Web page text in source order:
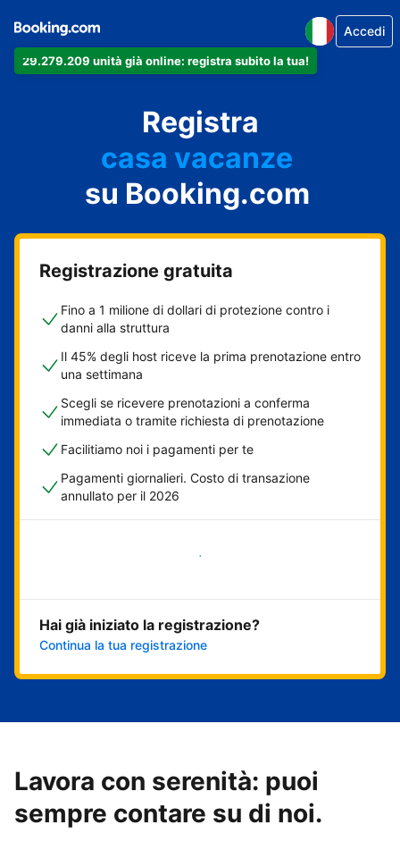
29.279.209 unità già online: registra subito la tua!
Accedi
Registra
il tuo appartamento
il tuo hotel
casa vacanze
la tua guest house
il tuo B&B
su Booking.com
Registrazione gratuita
Fino a 1 milione di dollari di protezione contro i
danni alla struttura
Il 45% degli host riceve la prima prenotazione entro
una settimana
Scegli se ricevere prenotazioni a conferma
immediata o tramite richiesta di prenotazione
Facilitiamo noi i pagamenti per te
Pagamenti giornalieri. Costo di transazione
annullato per il 2026
Inizia ora
Hai già iniziato la registrazione?
Continua la tua registrazione
Lavora con serenità: puoi
sempre contare su di noi.